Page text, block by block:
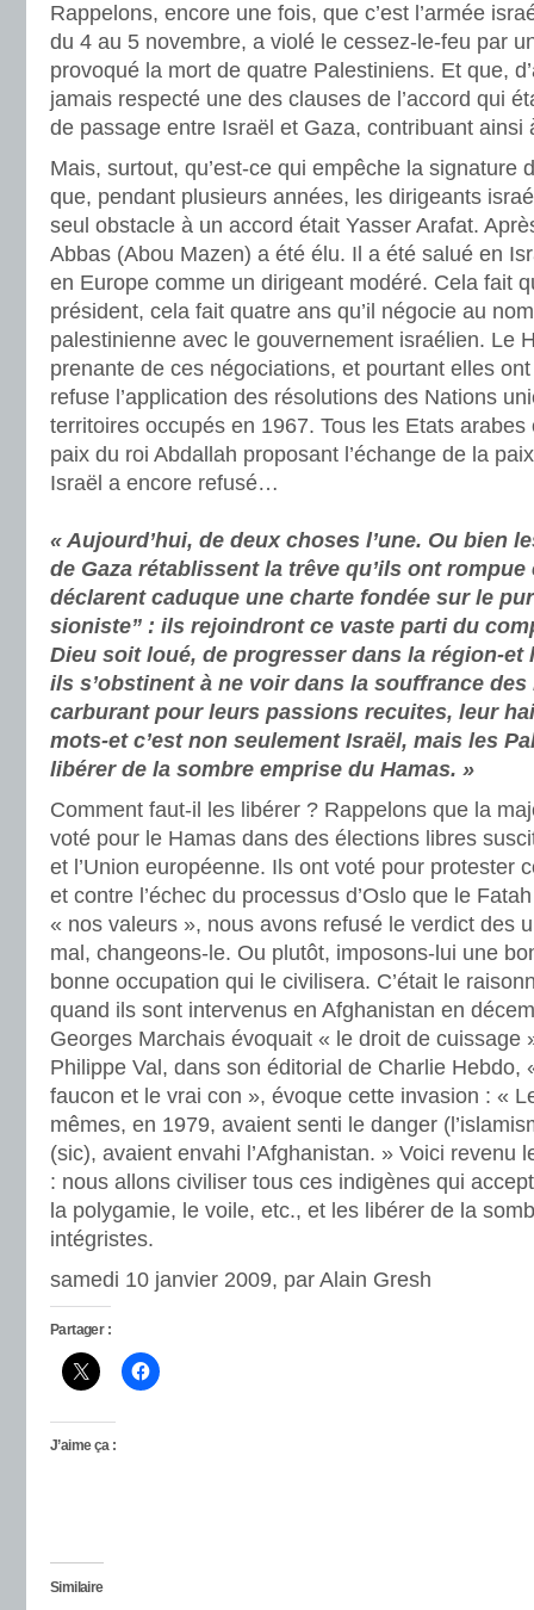
Rappelons, encore une fois, que c’est l’armée
du 4 au 5 novembre, a violé le cessez-le-feu par
provoqué la mort de quatre Palestiniens. Et que,
jamais respecté une des clauses de l’accord qui
de passage entre Israël et Gaza, contribuant ainsi
Mais, surtout, qu’est-ce qui empêche la signature
que, pendant plusieurs années, les dirigeants
seul obstacle à un accord était Yasser Arafat.
Abbas (Abou Mazen) a été élu. Il a été salué en
en Europe comme un dirigeant modéré. Cela fait
président, cela fait quatre ans qu’il négocie au
palestinienne avec le gouvernement israélien. Le
prenante de ces négociations, et pourtant elles
refuse l’application des résolutions des Nations
territoires occupés en 1967. Tous les Etats arabes
paix du roi Abdallah proposant l’échange de la
Israël a encore refusé…
« Aujourd’hui, de deux choses l’une. Ou bien
de Gaza rétablissent la trêve qu’ils ont
déclarent caduque une charte fondée sur le
sioniste” : ils rejoindront ce vaste parti du
Dieu soit loué, de progresser dans la région-et
ils s’obstinent à ne voir dans la souffrance des
carburant pour leurs passions recuites, leur
mots-et c’est non seulement Israël, mais les
libérer de la sombre emprise du Hamas. »
Comment faut-il les libérer ? Rappelons que la
voté pour le Hamas dans des élections libres
et l’Union européenne. Ils ont voté pour protester
et contre l’échec du processus d’Oslo que le
« nos valeurs », nous avons refusé le verdict des
mal, changeons-le. Ou plutôt, imposons-lui une
bonne occupation qui le civilisera. C’était le
quand ils sont intervenus en Afghanistan en
Georges Marchais évoquait « le droit de cuissage
Philippe Val, dans son éditorial de Charlie Hebdo,
faucon et le vrai con », évoque cette invasion : «
mêmes, en 1979, avaient senti le danger
(sic), avaient envahi l’Afghanistan. » Voici revenu
: nous allons civiliser tous ces indigènes qui
la polygamie, le voile, etc., et les libérer de la
intégristes.
samedi 10 janvier 2009, par Alain Gresh
Partager :
J’aime ça :
Similaire